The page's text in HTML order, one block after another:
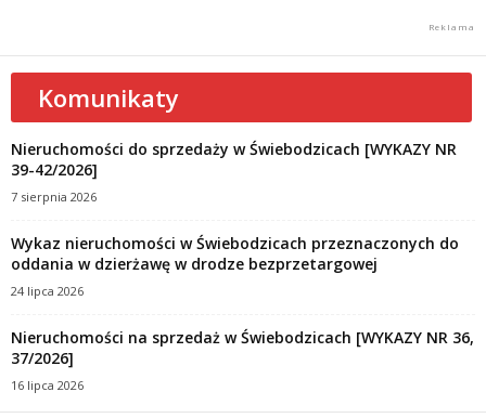
Komunikaty
Nieruchomości do sprzedaży w Świebodzicach [WYKAZY NR
39-42/2026]
7 sierpnia 2026
Wykaz nieruchomości w Świebodzicach przeznaczonych do
oddania w dzierżawę w drodze bezprzetargowej
24 lipca 2026
Nieruchomości na sprzedaż w Świebodzicach [WYKAZY NR 36,
37/2026]
16 lipca 2026